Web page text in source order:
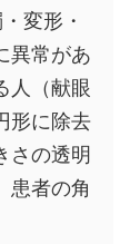
変形・
異常があ
人（献眼
形に除去
さの透明
患者の角